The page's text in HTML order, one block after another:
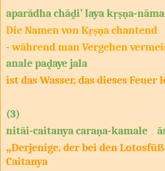
aparādha chāḓi’ laya kṛṣṇa-nāma
Die Namen von Kṛṣṇa chantend
- während man Vergehen
anale paḓaye jala
ist das Wasser, das dieses Feuer
(3)
nitāi-caitanya caraṇa-kamale
„Derjenige, der bei den
Caitanya